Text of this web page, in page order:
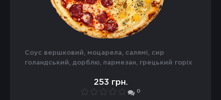
соус вершковий, моцарела, салямі, сир
голандський, дорблю, пармезан, грецький горіх
253 грн.
0